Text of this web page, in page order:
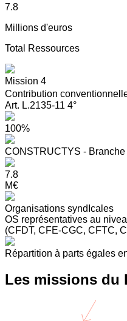
7.8
Millions d'euros
Total Ressources
Mission 4
Contribution
Art. L.2135-11 4°
100%
CONSTRUCTYS -
7.8
M€
Organisations syndIcales
OS représentatives au
(CFDT, CFE-CGC, CFTC,
Répartition à parts égales
Les missions du